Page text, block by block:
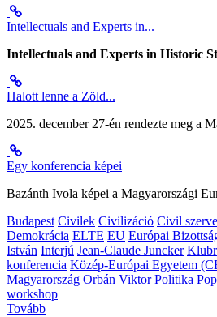
Intellectuals and Experts in...
Intellectuals and Experts in Historic
Halott lenne a Zöld...
2025. december 27-én rendezte meg a
Egy konferencia képei
Bazánth Ivola képei a Magyarországi
Budapest Civilek Civilizáció Civil
Demokrácia ELTE EU Európai
István Interjú Jean-Claude Juncker
konferencia Közép-Európai Egyetem
Magyarország Orbán Viktor Politika
workshop
Tovább